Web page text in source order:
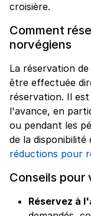
croisière.
Comment
norvégiens
La réservation
être effectuée
réservation. Il
l'avance, en
ou pendant les
de la disponibilité
réductions pour
Conseils
Réservez à